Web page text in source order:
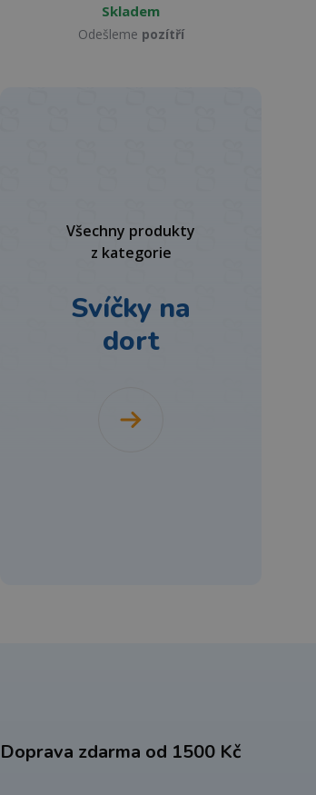
Skladem
Odešleme pozítří
Všechny produkty
z kategorie
Svíčky na
dort
Doprava zdarma od 1500 Kč